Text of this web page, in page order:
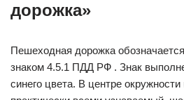
дорожка»
Пешеходная дорожка
знаком 4.5.1 ПДД РФ . Знак
синего цвета. В центре